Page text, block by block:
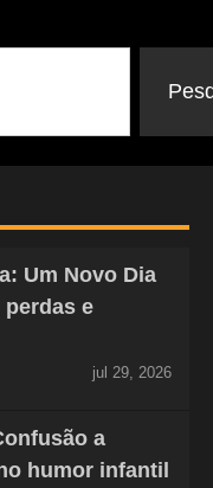
Um Novo Dia
perdas e
jul 29, 2026
a
humor infantil